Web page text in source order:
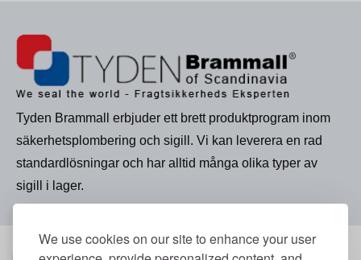
We use cookies on our site to enhance your user
Tyden Brammall erbjuder ett brett produktprogram inom
säkerhetsplombering och sigill. Vi kan leverera en rad
standardlösningar och har alltid många olika typer av
sigill i lager.